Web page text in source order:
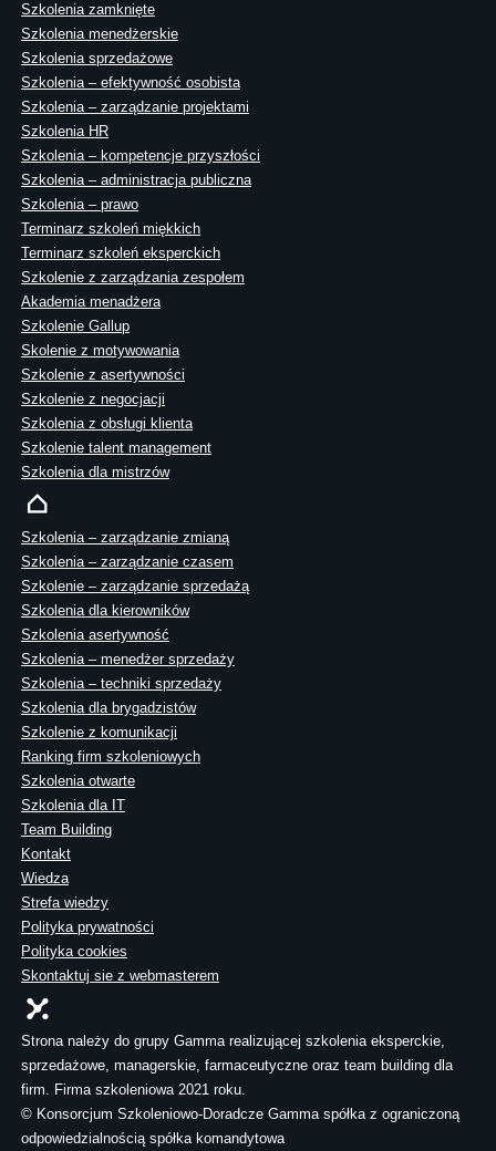
Szkolenia zamknięte
Szkolenia menedżerskie
Szkolenia sprzedażowe
Szkolenia – efektywność osobista
Szkolenia – zarządzanie projektami
Szkolenia HR
Szkolenia – kompetencje przyszłości
Szkolenia – administracja publiczna
Szkolenia – prawo
Terminarz szkoleń miękkich
Terminarz szkoleń eksperckich
Szkolenie z zarządzania zespołem
Akademia menadżera
Szkolenie Gallup
Skolenie z motywowania
Szkolenie z asertywności
Szkolenie z negocjacji
Szkolenia z obsługi klienta
Szkolenie talent management
Szkolenia dla mistrzów
Szkolenia – zarządzanie zmianą
Szkolenia – zarządzanie czasem
Szkolenie – zarządzanie sprzedażą
Szkolenia dla kierowników
Szkolenia asertywność
Szkolenia – menedżer sprzedaży
Szkolenia – techniki sprzedaży
Szkolenia dla brygadzistów
Szkolenie z komunikacji
Ranking firm szkoleniowych
Szkolenia otwarte
Szkolenia dla IT
Team Building
Kontakt
Wiedza
Strefa wiedzy
Polityka prywatności
Polityka cookies
Skontaktuj sie z webmasterem
Strona należy do grupy Gamma realizującej szkolenia eksperckie,
sprzedażowe, managerskie, farmaceutyczne oraz team building dla
firm. Firma szkoleniowa 2021 roku.
© Konsorcjum Szkoleniowo-Doradcze Gamma spółka z ograniczoną
odpowiedzialnością spółka komandytowa